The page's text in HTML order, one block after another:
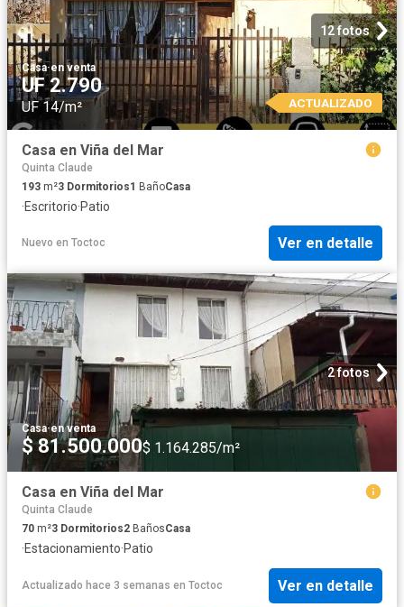
12 fotos
Casa·en venta
UF 2.790
UF 14/m² ACTUALIZADO
Casa en Viña del Mar
Quinta Claude
193 m²3 Dormitorios1 BañoCasa
·Escritorio·Patio
Nuevo en Toctoc Ver en detalle
2 fotos
Casa·en venta
$ 81.500.000$ 1.164.285/m²
Casa en Viña del Mar
Quinta Claude
70 m²3 Dormitorios2 BañosCasa
·Estacionamiento·Patio
Actualizado hace 3 semanas en Toctoc Ver en detalle